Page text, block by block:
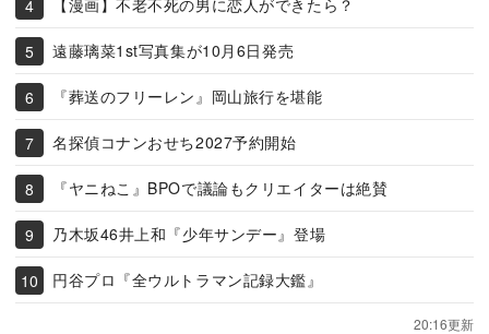
【漫画】不老不死の男に恋人ができたら？
遠藤璃菜1st写真集が10月6日発売
『葬送のフリーレン』岡山旅行を堪能
名探偵コナンおせち2027予約開始
『ヤニねこ』BPOで議論もクリエイターは絶賛
乃木坂46井上和『少年サンデー』登場
円谷プロ『全ウルトラマン記録大鑑』
20:16更新